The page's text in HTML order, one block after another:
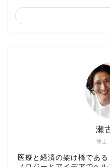
博士
瀬
医療と経済の架け橋であ